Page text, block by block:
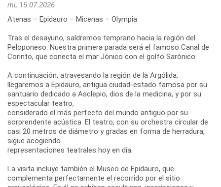
mi, 15.07.2026
Atenas – Epidauro – Micenas – Olympia
Tras el desayuno, saldremos temprano hacia la región del
Peloponeso. Nuestra primera parada será el famoso Canal de
Corinto, que conecta el mar Jónico con el golfo Sarónico.
A continuación, atravesando la región de la Argólida,
llegaremos a Epidauro, antigua ciudad-estado famosa por su
santuario dedicado a Asclepio, dios de la medicina, y por su
espectacular teatro,
considerado el más perfecto del mundo antiguo por su
sorprendente acústica. El teatro, con su orchestra circular de
casi 20 metros de diámetro y gradas en forma de herradura,
sigue acogiendo
representaciones teatrales hoy en día.
La visita incluye también el Museo de Epidauro, que
complementa perfectamente el recorrido por el sitio